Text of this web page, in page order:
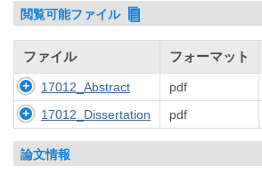
閲覧可能ファイル
ファイル フォーマット
17012_Abstract pdf
17012_Dissertation
pdf
論文情報